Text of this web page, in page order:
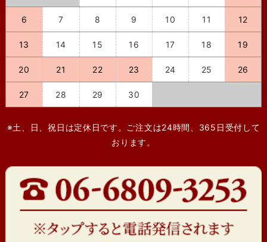
6 7 8 9 10 11 12
13 14 15 16 17 18 19
20 21 22 23 24 25 26
27 28 29 30
※土、日、祝日は定休日です。ご注文は24時間、365日受付して
おります。